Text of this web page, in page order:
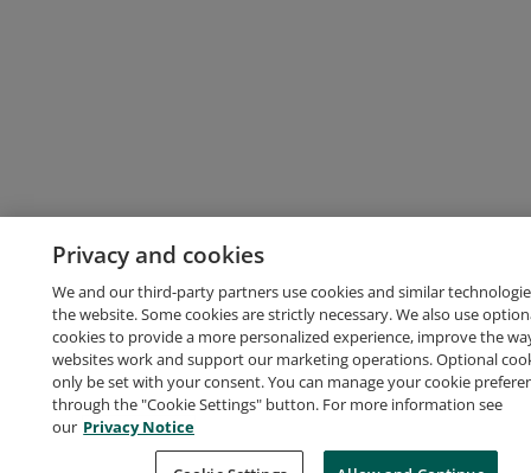
Privacy and cookies
We and our third-party partners use cookies and similar
the website. Some cookies are strictly necessary. We also use
cookies to provide a more personalized experience, improve the
websites work and support our marketing operations. Optional
only be set with your consent. You can manage your cookie
through the "Cookie Settings" button. For more information see
our Privacy Notice